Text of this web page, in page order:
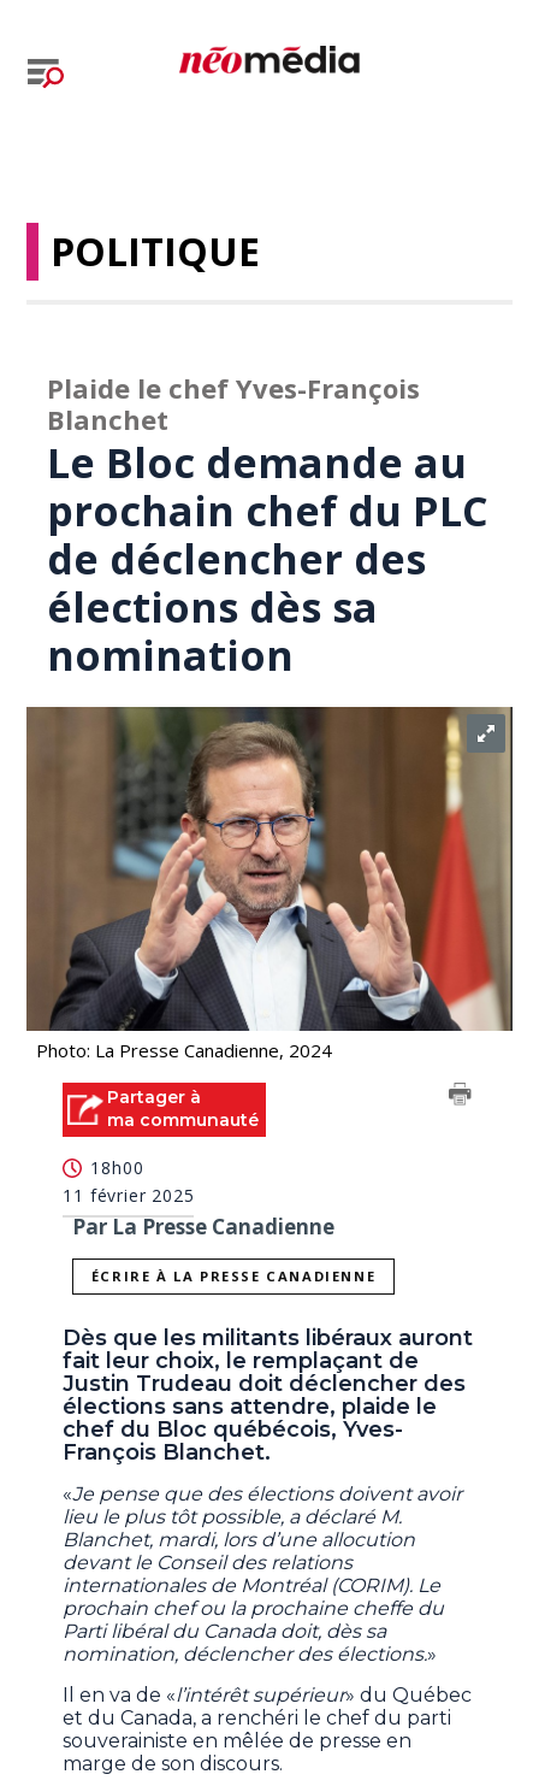
POLITIQUE
Plaide le chef Yves-François
Blanchet
Le Bloc demande au
prochain chef du PLC
de déclencher des
élections dès sa
nomination
Photo: La Presse Canadienne, 2024
Partager à
ma communauté
18h00
11 février 2025
Par La Presse Canadienne
ÉCRIRE À LA PRESSE CANADIENNE
Dès que les militants libéraux auront
fait leur choix, le remplaçant de
Justin Trudeau doit déclencher des
élections sans attendre, plaide le
chef du Bloc québécois, Yves-
François Blanchet.
«Je pense que des élections doivent avoir
lieu le plus tôt possible, a déclaré M.
Blanchet, mardi, lors d’une allocution
devant le Conseil des relations
internationales de Montréal (CORIM). Le
prochain chef ou la prochaine cheffe du
Parti libéral du Canada doit, dès sa
nomination, déclencher des élections.»
Il en va de «l’intérêt supérieur» du Québec
et du Canada, a renchéri le chef du parti
souverainiste en mêlée de presse en
marge de son discours.